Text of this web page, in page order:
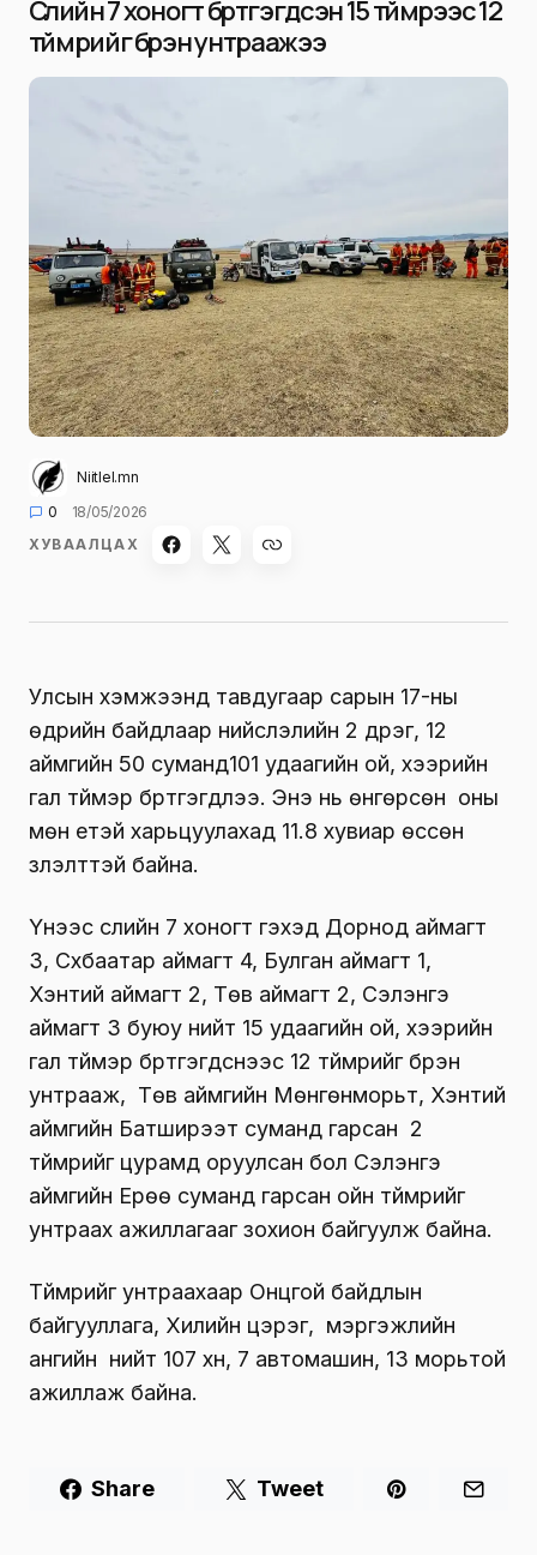
Сүүлийн 7 хоногт бүртгэгдсэн 15 түймрээс 12
түймрийг бүрэн унтраажээ
Niitlel.mn
0
18/05/2026
ХУВААЛЦАХ
Улсын хэмжээнд тавдугаар сарын 17-ны
өдрийн байдлаар нийслэлийн 2 дүүрэг, 12
аймгийн 50 суманд101 удаагийн ой, хээрийн
гал түймэр бүртгэгдлээ. Энэ нь өнгөрсөн оны
мөн үетэй харьцуулахад 11.8 хувиар өссөн
үзүүлэлттэй байна.
Үүнээс сүүлийн 7 хоногт гэхэд Дорнод аймагт
3, Сүхбаатар аймагт 4, Булган аймагт 1,
Хэнтий аймагт 2, Төв аймагт 2, Сэлэнгэ
аймагт 3 буюу нийт 15 удаагийн ой, хээрийн
гал түймэр бүртгэгдснээс 12 түймрийг бүрэн
унтрааж, Төв аймгийн Мөнгөнморьт, Хэнтий
аймгийн Батширээт суманд гарсан 2
түймрийг цурамд оруулсан бол Сэлэнгэ
аймгийн Ерөө суманд гарсан ойн түймрийг
унтраах ажиллагааг зохион байгуулж байна.
Түймрийг унтраахаар Онцгой байдлын
байгууллага, Хилийн цэрэг, мэргэжлийн
ангийн нийт 107 хүн, 7 автомашин, 13 морьтой
ажиллаж байна.
Share Tweet